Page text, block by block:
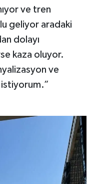
ve tren
geliyor aradaki
dolayı
kaza oluyor.
ve
istiyorum.”